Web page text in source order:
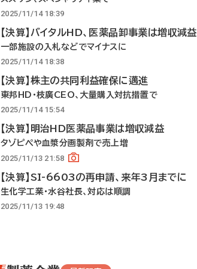
2025/11/14 18:39
【決算】バイタルHD、医薬品卸事業は増収減益
一部施設の入札などでマイナスに
2025/11/14 18:38
【決算】株主の共同利益確保に邁進
東邦HD・枝廣CEO、大量購入対抗措置で
2025/11/14 15:54
【決算】明治HD医薬品事業は増収減益
タゾピペや血漿分画製剤で売上増
2025/11/13 21:58
【決算】SI-6603の再申請、来年3月までに
生化学工業・水谷社長、対応は順調
2025/11/13 19:48